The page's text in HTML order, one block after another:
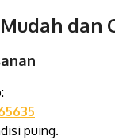
dan
puing.